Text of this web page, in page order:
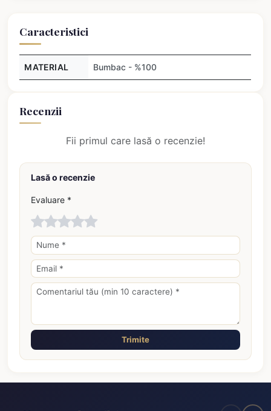
Caracteristici
MATERIAL Bumbac - %100
Recenzii
Fii primul care lasă o recenzie!
Lasă o recenzie
Evaluare *
Trimite